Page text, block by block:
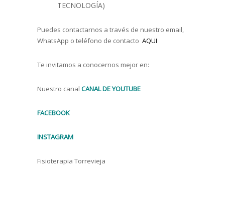
TECNOLOGÍA)
Puedes contactarnos a través de nuestro email,
WhatsApp o teléfono de contacto AQUI
Te invitamos a conocernos mejor en:
Nuestro canal CANAL DE YOUTUBE
FACEBOOK
INSTAGRAM
Fisioterapia Torrevieja